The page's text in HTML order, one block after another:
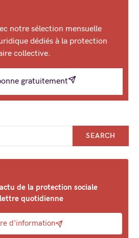
notre sélection mensuelle
dédiés à la protection
collective.
gratuitement
SEARCH
de la protection sociale
quotidienne
d'information